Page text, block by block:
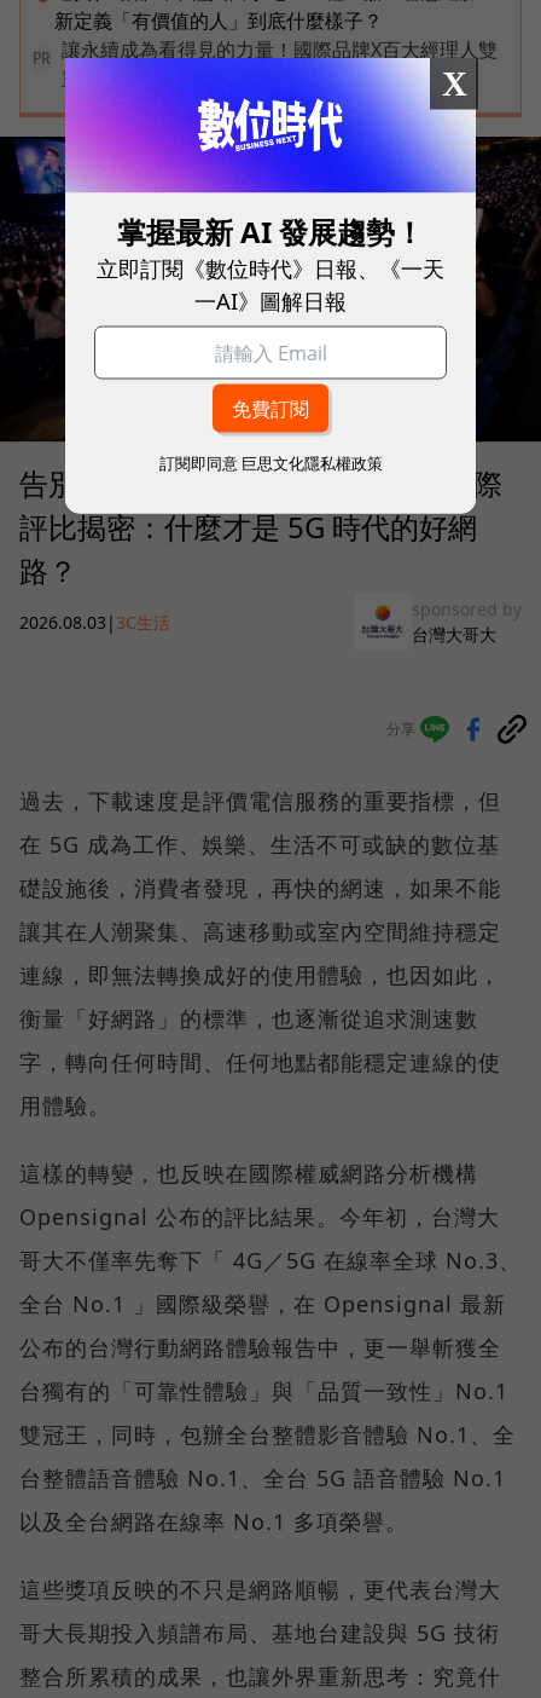
新定義「有價值的人」到底什麼樣子？
PR
讓永續成為看得見的力量！國際品牌X百大經理人雙
重榮譽認證，放大永續價值影響力
告別「極速迷思」！Opensignal 國際
評比揭密：什麼才是 5G 時代的好網
路？
2026.08.03 | 3C生活
sponsored by
台灣大哥大
分享
過去，下載速度是評價電信服務的重要指標，但
在 5G 成為工作、娛樂、生活不可或缺的數位基
礎設施後，消費者發現，再快的網速，如果不能
讓其在人潮聚集、高速移動或室內空間維持穩定
連線，即無法轉換成好的使用體驗，也因如此，
衡量「好網路」的標準，也逐漸從追求測速數
字，轉向任何時間、任何地點都能穩定連線的使
用體驗。
這樣的轉變，也反映在國際權威網路分析機構
Opensignal 公布的評比結果。今年初，台灣大
哥大不僅率先奪下「 4G／5G 在線率全球 No.3、
全台 No.1 」國際級榮譽，在 Opensignal 最新
公布的台灣行動網路體驗報告中，更一舉斬獲全
台獨有的「可靠性體驗」與「品質一致性」No.1
雙冠王，同時，包辦全台整體影音體驗 No.1、全
台整體語音體驗 No.1、全台 5G 語音體驗 No.1
以及全台網路在線率 No.1 多項榮譽。
這些獎項反映的不只是網路順暢，更代表台灣大
哥大長期投入頻譜布局、基地台建設與 5G 技術
整合所累積的成果，也讓外界重新思考：究竟什
X
掌握最新 AI 發展趨勢！
立即訂閱《數位時代》日報、《一天
一AI》圖解日報
訂閱即同意 巨思文化隱私權政策